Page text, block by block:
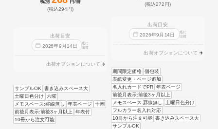
税別
円/冊
(税込294円)
出荷目安
2026年9 月 14日
迄に
出荷
出荷オプションについて
サンプルOK
書き込みスペース大
土曜日色分け
六曜
メモスペース:罫線無し
年表ページ
干潮
前後月表示:前後3ヶ月以上
年表付
10冊から注文可能
(税込272円)
出荷目安
2026年9 月 14日
迄に
出荷
出荷オプションについて
期間限定価格 個包装
表紙変更・ページ追加
名入れカードでPR 年表ページ
前後月表示:前後3ヶ月以上
メモスペース:罫線無し
土曜日色分け
フルカラー名入れ対応
10冊から注文可能 書き込みスペース大
サンプルOK